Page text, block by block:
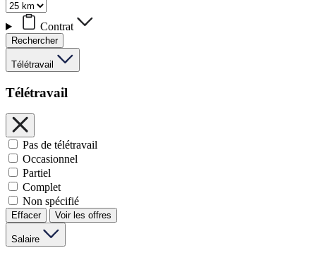
Contrat
Rechercher
Télétravail
Télétravail
Pas de télétravail
Occasionnel
Partiel
Complet
Non spécifié
Effacer Voir les offres
Salaire